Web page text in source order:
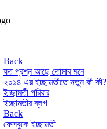
Back
যত প্রশ্ন আছে তোমার মনে
২০১৪ এর ইচ্ছামতীতে নতুন কী কী?
ইচ্ছামতী পরিবার
ইচ্ছামতীর ব্লগ
Back
ফেসবুকে ইচ্ছামতী